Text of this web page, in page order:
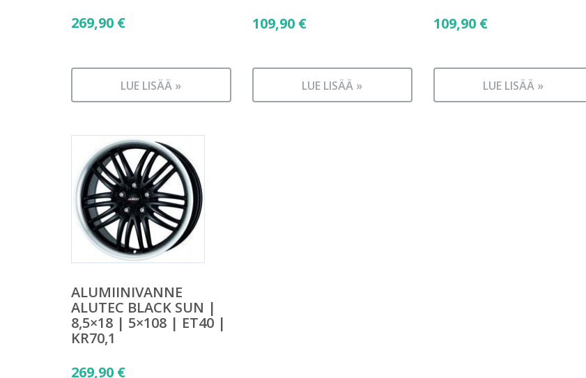
269,90 €
LUE LISÄÄ »
109,90 €
LUE LISÄÄ »
109,90 €
LUE LISÄÄ »
ALUMIINIVANNE
ALUTEC BLACK SUN |
8,5×18 | 5×108 | ET40 |
KR70,1
269,90 €